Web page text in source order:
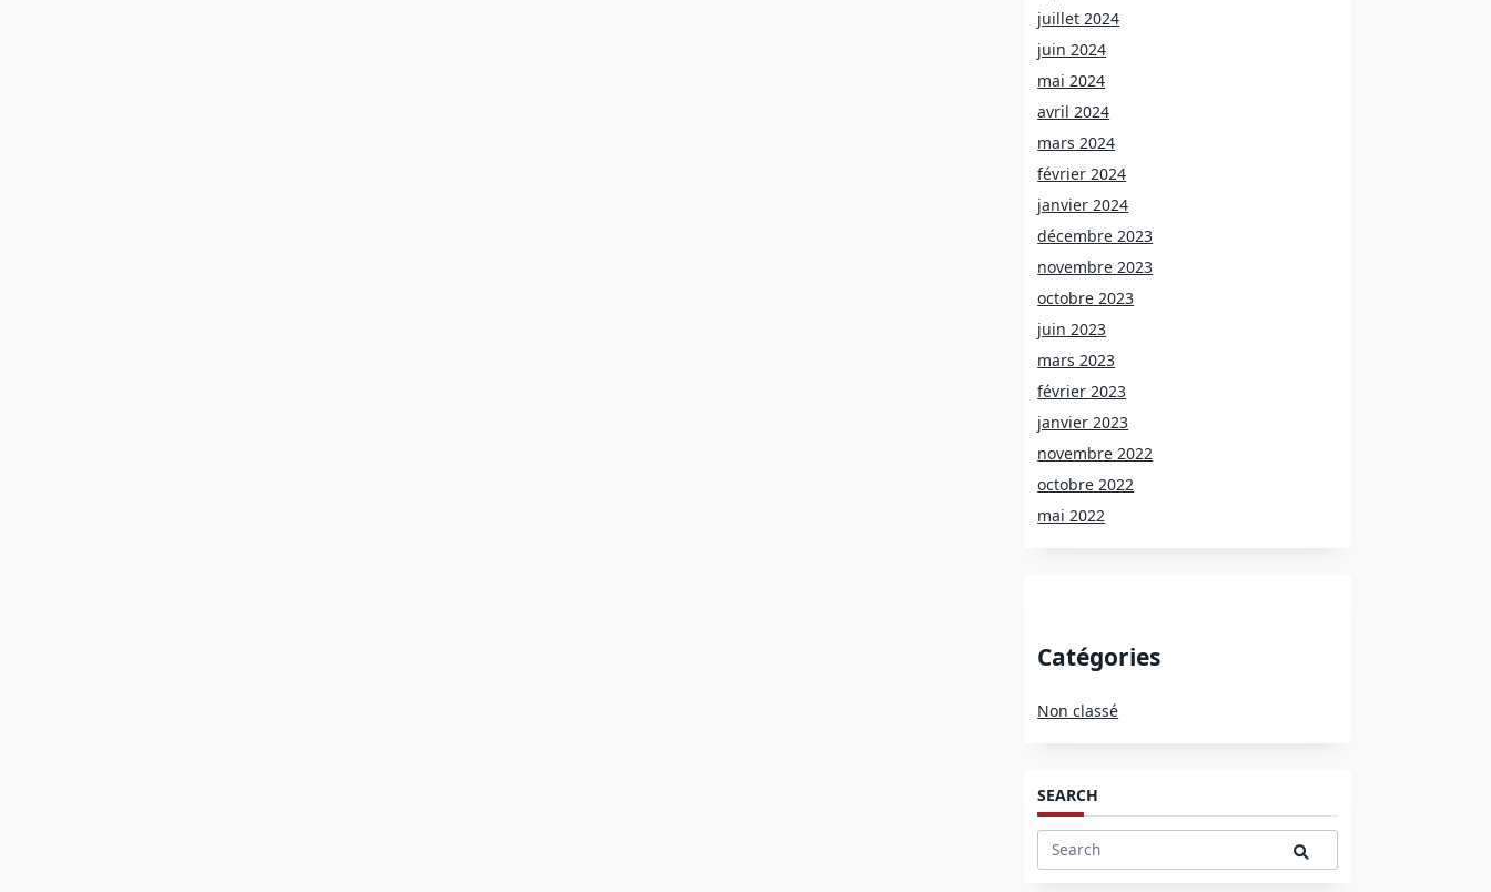
juillet 2024
juin 2024
mai 2024
avril 2024
mars 2024
février 2024
janvier 2024
décembre 2023
novembre 2023
octobre 2023
juin 2023
mars 2023
février 2023
janvier 2023
novembre 2022
octobre 2022
mai 2022
Catégories
Non classé
SEARCH
Search